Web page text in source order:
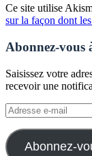
Ce site utilise
sur la façon dont
Abonnez-vous
Saisissez votre
recevoir une
Adresse
e-
mail
Abonnez-